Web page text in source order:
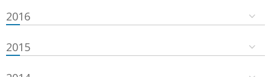
2016
2015